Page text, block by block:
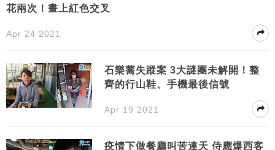
花兩次！畫上紅色交叉
Apr 24 2021
石樂蕎失蹤案 3大謎團未解開！整
齊的行山鞋、手機最後信號
Apr 19 2021
疫情下做餐廳叫苦連天 侍應爆西客